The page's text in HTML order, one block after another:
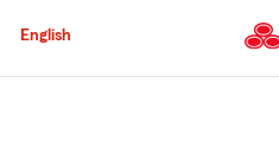
al
English